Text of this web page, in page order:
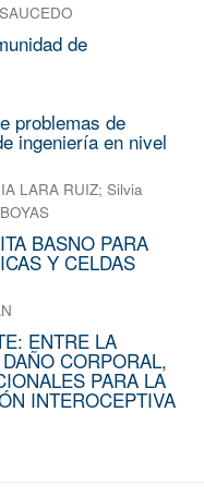
de
problemas de
ingeniería en nivel
LARA RUIZ; Silvia
BASNO PARA
Y CELDAS
ENTRE LA
CORPORAL,
PARA LA
INTEROCEPTIVA